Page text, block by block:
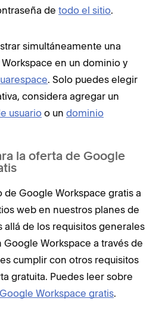
de todo el sitio.
simultáneamente una
en un dominio y
. Solo puedes elegir
considera agregar un
usuario o un dominio
la oferta de Google
de Google Workspace gratis a
web en nuestros planes de
allá de los requisitos generales
Workspace a través de
cumplir con otros requisitos
gratuita. Puedes leer sobre
Workspace gratis.